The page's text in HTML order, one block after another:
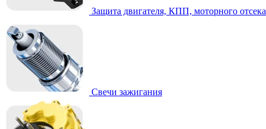
Защита двигателя, КПП, моторного отсека
Свечи зажигания